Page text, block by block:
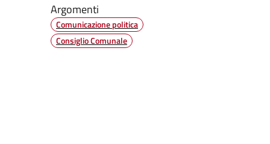
Argomenti
Comunicazione politica
Consiglio Comunale